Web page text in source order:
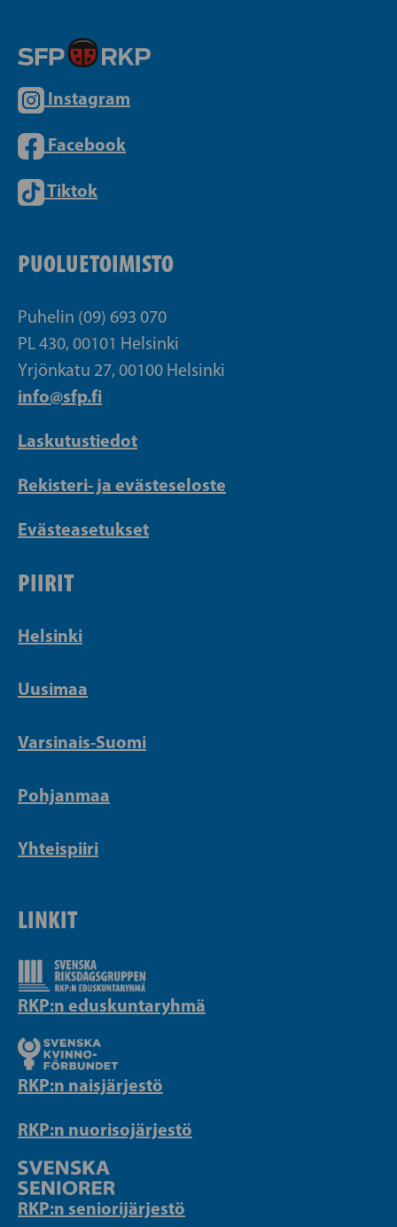
Instagram
Facebook
Tiktok
PUOLUETOIMISTO
Puhelin (09) 693 070
PL 430, 00101 Helsinki
Yrjönkatu 27, 00100 Helsinki
info@sfp.fi
Laskutustiedot
Rekisteri- ja evästeseloste
Evästeasetukset
PIIRIT
Helsinki
Uusimaa
Varsinais-Suomi
Pohjanmaa
Yhteispiiri
LINKIT
RKP:n eduskuntaryhmä
RKP:n naisjärjestö
RKP:n nuorisojärjestö
RKP:n seniorijärjestö